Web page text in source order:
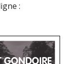
: